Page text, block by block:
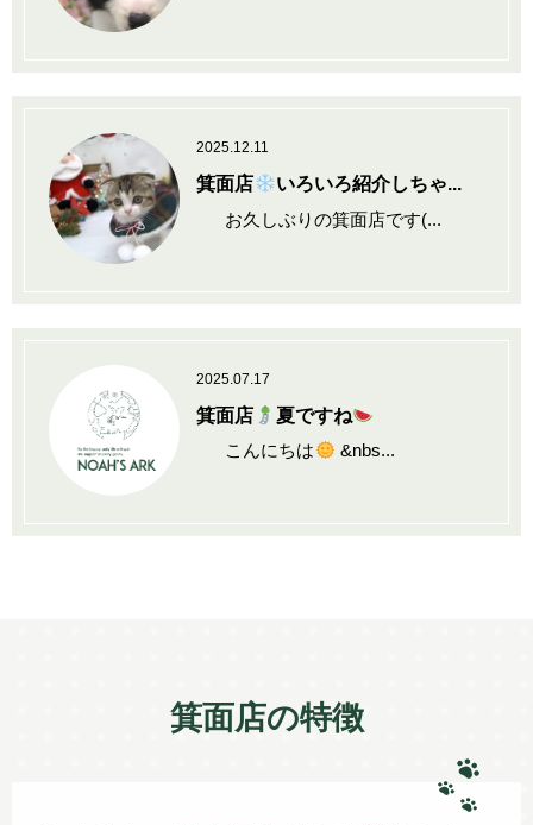
2025.12.11
箕面店
いろいろ紹介しちゃ...
お久しぶりの箕面店です(...
2025.07.17
箕面店
夏ですね
こんにちは
&nbs...
箕面店の特徴